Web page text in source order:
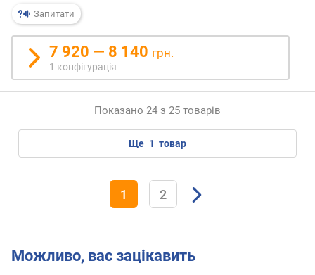
Запитати
7 920 — 8 140 грн.
1 конфігурація
Показано 24 з 25 товарів
ще 1 товар
1 2
Можливо, вас зацікавить